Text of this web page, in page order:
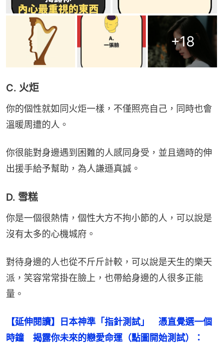
+18
C. 火炬
你的個性就如同火炬一樣，不僅照亮自己，同時也會
溫暖周遭的人。
你很能對身邊遇到困難的人感同身受，並且適時的伸
出援手給予幫助，為人謙遜真誠。
D. 雪糕
你是一個很熱情，個性大方不拘小節的人，可以說是
沒有太多的心機城府。
對待身邊的人也從不斤斤計較，可以說是天生的樂天
派，笑容常常掛在臉上，也帶給身邊的人很多正能
量。
【延伸閱讀】日本神準「指針測試」　憑直覺選一個
時鐘　揭露你未來的戀愛命運（點圖開始測試）：